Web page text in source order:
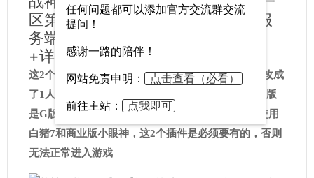
区第二版-白猪7】最新整理Win系服
务端+GM授权后台+安卓苹果双端
+详细搭建教程
这2个版本功能方面没有什么特别的变化，只是GM改成
了1人1区，另外就是第二版使用的是白猪7，而第一版
是G版，其他的方面没有什么要特别分享的，版本使用
白猪7和商业版小眼神，这2个插件是必须要有的，否则
无法正常进入游戏
任何问题都可以添加官方交流群交流
提问！
感谢一路的陪伴！
网站免责申明： 点击查看（必看）
前往主站： 点我即可
官方交流群：864515583